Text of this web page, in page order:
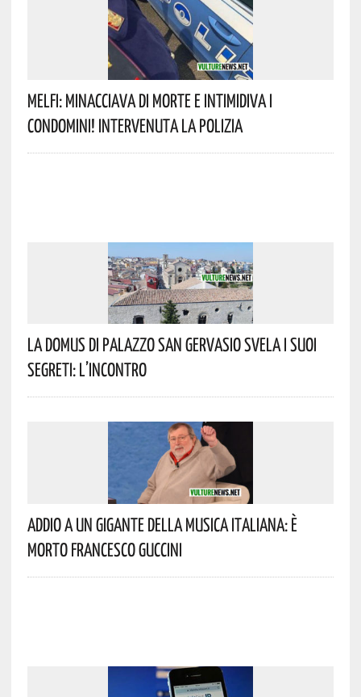
Melfi: Minacciava Di Morte E Intimidiva I
Condomini! Intervenuta La Polizia
La Domus Di Palazzo San Gervasio Svela I Suoi
Segreti: L’incontro
Addio A Un Gigante Della Musica Italiana: È
Morto Francesco Guccini